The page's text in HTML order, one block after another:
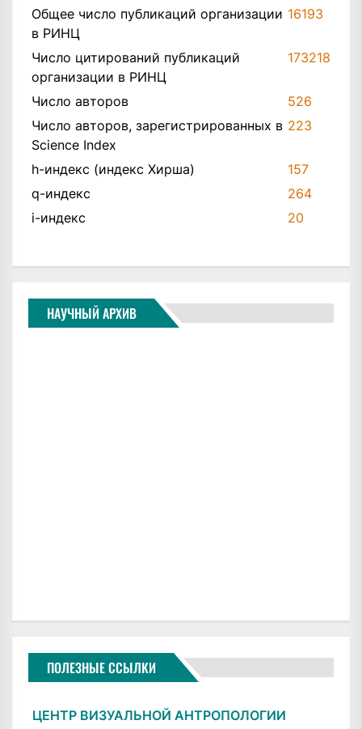
Общее число публикаций организации
в РИНЦ
16193
Число цитирований публикаций
организации в РИНЦ
173218
Число авторов
526
Число авторов, зарегистрированных в
Science Index
223
h-индекс (индекс Хирша)
157
q-индекс
264
i-индекс
20
НАУЧНЫЙ АРХИВ
ПОЛЕЗНЫЕ ССЫЛКИ
ЦЕНТР ВИЗУАЛЬНОЙ АНТРОПОЛОГИИ